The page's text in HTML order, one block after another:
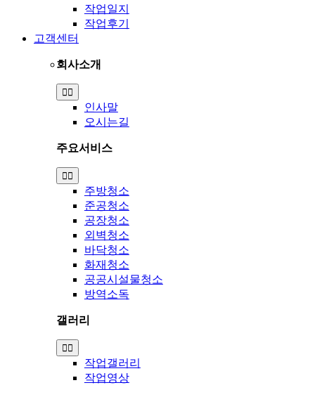
작업일지
작업후기
고객센터
회사소개
Toggle
Navigation
인사말
오시는길
주요서비스
Toggle
Navigation
주방청소
준공청소
공장청소
외벽청소
바닥청소
화재청소
공공시설물청소
방역소독
갤러리
Toggle
Navigation
작업갤러리
작업영상